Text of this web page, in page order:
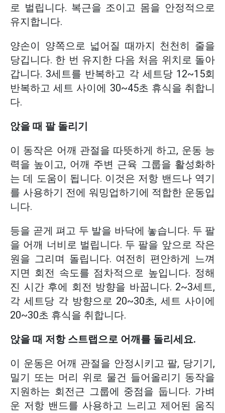
로 벌립니다. 복근을 조이고 몸을 안정적으로
유지합니다.
양손이 양쪽으로 넓어질 때까지 천천히 줄을
당깁니다. 한 번 유지한 다음 처음 위치로 돌아
갑니다. 3세트를 반복하고 각 세트당 12~15회
반복하고 세트 사이에 30~45초 휴식을 취합니
다.
앉을 때 팔 돌리기
이 동작은 어깨 관절을 따뜻하게 하고, 운동 능
력을 높이고, 어깨 주변 근육 그룹을 활성화하
는 데 도움이 됩니다. 이것은 저항 밴드나 역기
를 사용하기 전에 워밍업하기에 적합한 운동입
니다.
등을 곧게 펴고 두 발을 바닥에 놓습니다. 두 팔
을 어깨 너비로 벌립니다. 두 팔을 앞으로 작은
원을 그리며 돌립니다. 여전히 편안하게 느껴
지면 회전 속도를 점차적으로 높입니다. 정해
진 시간 후에 회전 방향을 바꿉니다. 2~3세트,
각 세트당 각 방향으로 20~30초, 세트 사이에
20~30초 휴식을 취합니다.
앉을 때 저항 스트랩으로 어깨를 돌리세요.
이 운동은 어깨 관절을 안정시키고 팔, 당기기,
밀기 또는 머리 위로 물건 들어올리기 동작을
지원하는 회전근 그룹에 중점을 둡니다. 가벼
운 저항 밴드를 사용하고 느리고 제어된 움직